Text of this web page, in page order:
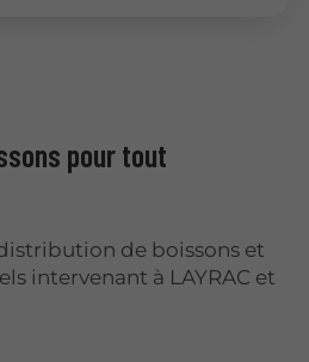
pour tout
de boissons et
intervenant à LAYRAC et